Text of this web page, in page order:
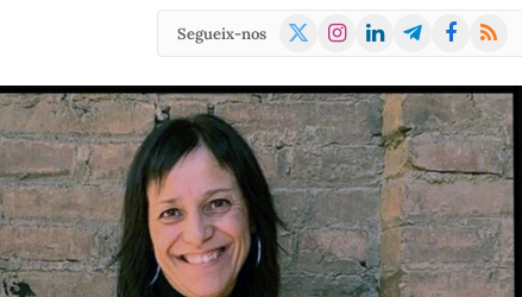
Segueix-nos
X
Instagram
LinkedInTelegramFacebook
RSS